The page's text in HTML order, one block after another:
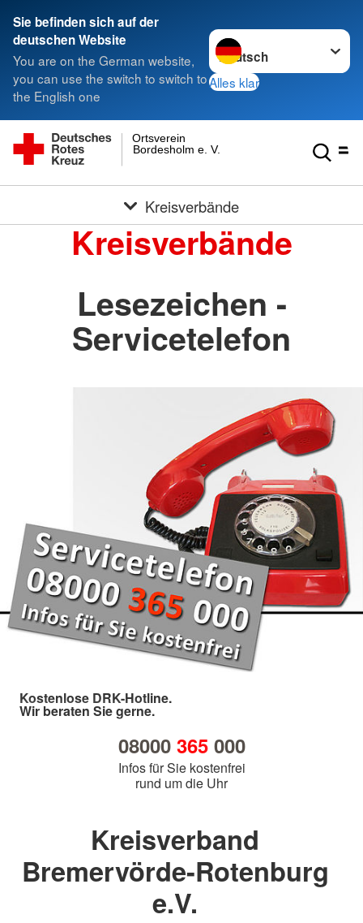
Sie befinden sich auf der
deutschen Website
You are on the German website,
you can use the switch to switch to
the English one
Sprache wechseln zu
Alles klar
Bordesholm e. V.
Ortsverein
Kreisverbände
Kreisverbände
Lesezeichen -
Servicetelefon
Kostenlose DRK-Hotline.
Wir beraten Sie gerne.
08000 365000
Infos für Sie kostenfrei
rund um die Uhr
Kreisverband
Bremervörde-Rotenburg
e.V.